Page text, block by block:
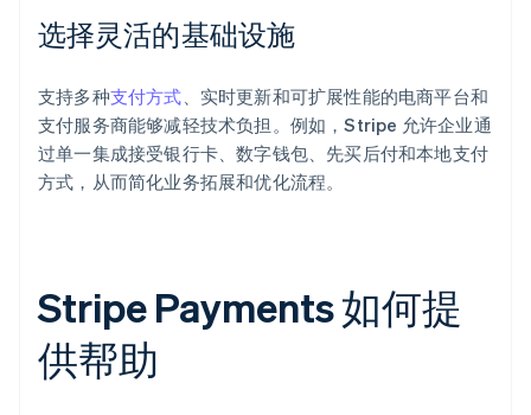
选择灵活的基础设施
支持多种支付方式、实时更新和可扩展性能的电商平台和
支付服务商能够减轻技术负担。例如，Stripe 允许企业通
过单一集成接受银行卡、数字钱包、先买后付和本地支付
方式，从而简化业务拓展和优化流程。
Stripe Payments 如何提
供帮助